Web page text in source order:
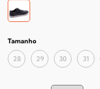
Tamanho
28 29 30 31